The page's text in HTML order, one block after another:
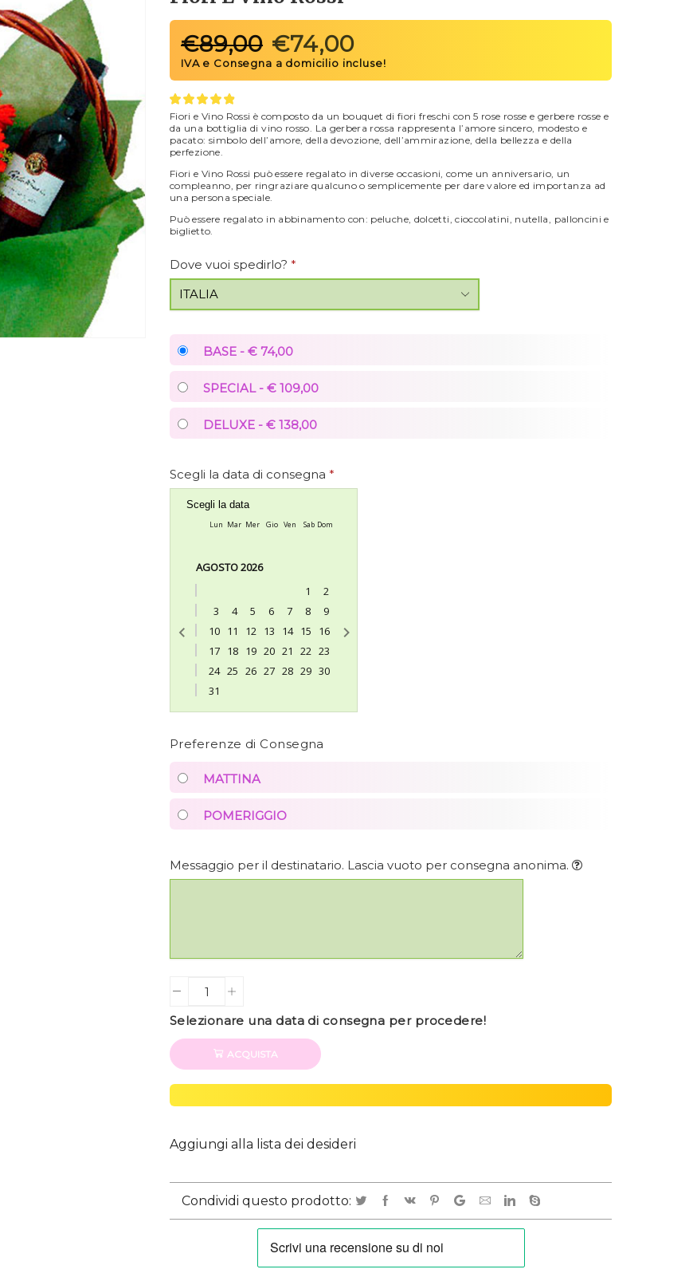
€89,00 €74,00
Fiori e Vino Rossi è composto da un bouquet di fiori freschi con 5 rose rosse e gerbere rosse e
da una bottiglia di vino rosso. La gerbera rossa rappresenta l’amore sincero, modesto e
pacato: simbolo dell’amore, della devozione, dell’ammirazione, della bellezza e della
perfezione.
Fiori e Vino Rossi può essere regalato in diverse occasioni, come un anniversario, un
compleanno, per ringraziare qualcuno o semplicemente per dare valore ed importanza ad
una persona speciale.
Può essere regalato in abbinamento con: peluche, dolcetti, cioccolatini, nutella, palloncini e
biglietto.
Dove vuoi spedirlo? *
BASE - € 74,00
SPECIAL - € 109,00
DELUXE - € 138,00
Scegli la data di consegna *
Scegli la data
Lun Mar Mer Gio Ven Sab Dom
AGOSTO 2026
1
2
3
4 5 6 7 8
9
10 11 12 13 14 15
16
17 18 19 20 21 22 23
24 25 26 27 28 29 30
31
Preferenze di Consegna
MATTINA
POMERIGGIO
Messaggio per il destinatario. Lascia vuoto per consegna anonima.
Quantity
Selezionare una data di consegna per procedere!
ACQUISTA
Aggiungi alla lista dei desideri
Condividi questo prodotto: